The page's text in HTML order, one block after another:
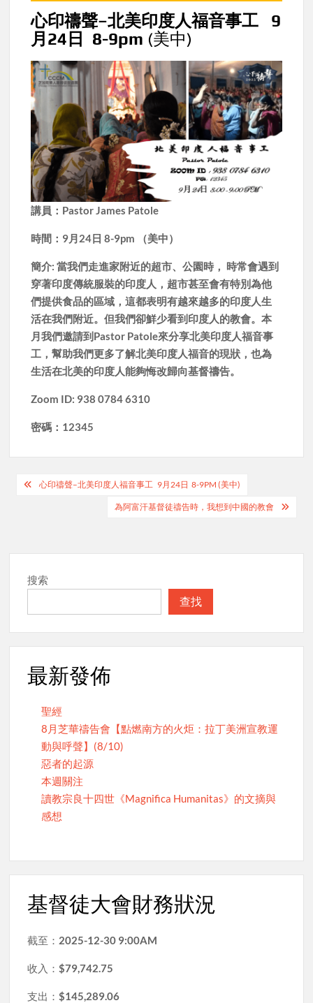
心印禱聲–北美印度人福音事工 9
月24日 8-9pm (美中)
講員：Pastor James Patole
時間：9月24日 8-9pm （美中）
簡介: 當我們走進家附近的超市、公園時， 時常會遇到
穿著印度傳統服裝的印度人，超市甚至會有特別為他
們提供食品的區域，這都表明有越來越多的印度人生
活在我們附近。但我們卻鮮少看到印度人的教會。本
月我們邀請到Pastor Patole來分享北美印度人福音事
工，幫助我們更多了解北美印度人福音的現狀，也為
生活在北美的印度人能夠悔改歸向基督禱告。
Zoom ID: 938 0784 6310
密碼：12345
Post心印禱聲–北美印度人福音事工 9月24日 8-9PM (美中)
為阿富汗基督徒禱告時，我想到中國的教會
搜索
查找
最新發佈
聖經
8月芝華禱告會【點燃南方的火炬：拉丁美洲宣教運
動與呼聲】(8/10)
惡者的起源
本週關注
讀教宗良十四世《Magnifica Humanitas》的文摘與
感想
基督徒大會財務狀況
截至： 2025-12-30 9:00AM
收入：$79,742.75
支出：$145,289.06